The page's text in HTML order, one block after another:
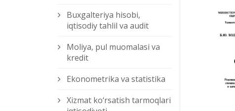
Buxgalteriya hisobi,
iqtisodiy tahlil va audit
Moliya, pul muomalasi va
kredit
Ekonometrika va statistika
Xizmat kо‘rsatish tarmoqlari